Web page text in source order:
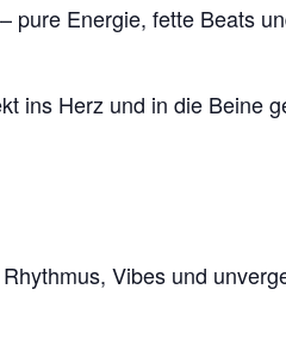
– pure Energie, fette Beats
ins Herz und in die Beine
Vibes und